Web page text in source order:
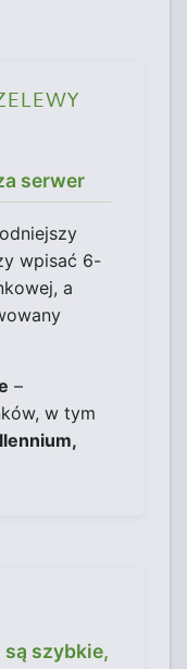
serwer
wpisać 6-
a
–
w tym
są szybkie,